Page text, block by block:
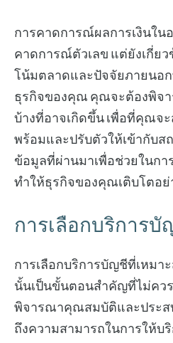
การคาดการณ์ผลการเงินใ
คาดการณ์ตัวเลข แต่ยังเกี่ย
โน้มตลาดและปัจจัยภายนอ
ธุรกิจของคุณ คุณจะต้องพิจ
บ้างที่อาจเกิดขึ้น เพื่อที่คุณจ
พร้อมและปรับตัวให้เข้ากับส
ข้อมูลที่ผ่านมาเพื่อช่วยในก
ทำให้ธุรกิจของคุณเติบโตอย่
การเลือกบริการ
การเลือกบริการบัญชีที่เหม
นั้นเป็นขั้นตอนสำคัญที่ไม่คว
พิจารณาคุณสมบัติและประ
ถึงความสามารถในการให้บ